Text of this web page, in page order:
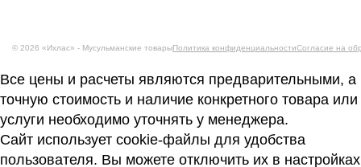
© 2026 «Ихлас» - Мусульманские товарыПолитика конфиденциальностиСогласие на
Все цены и расчеты являются предварительными, а
точную стоимость и наличие конкретного товара или
услуги необходимо уточнять у менеджера.
Сайт использует cookie-файлы для удобства
пользователя. Вы можете отключить их в настройках